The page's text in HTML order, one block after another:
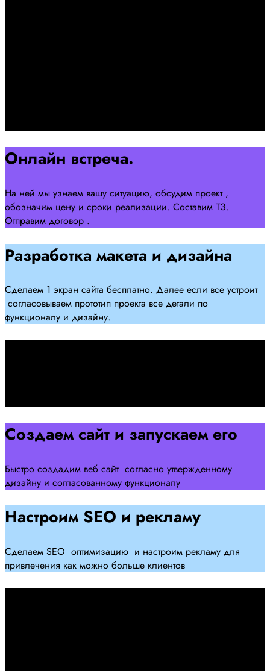
Онлайн встреча.
На ней мы узнаем вашу ситуацию, обсудим проект ,
обозначим цену и сроки реализации. Составим ТЗ.
Отправим договор .
Разработка макета и дизайна
Сделаем 1 экран сайта бесплатно. Далее если все устроит
согласовываем прототип проекта все детали по
функционалу и дизайну.
Создаем сайт и запускаем его
Быстро создадим веб сайт согласно утвержденному
дизайну и согласованному функционалу
Настроим SEO и рекламу
Сделаем SEO оптимизацию и настроим рекламу для
привлечения как можно больше клиентов